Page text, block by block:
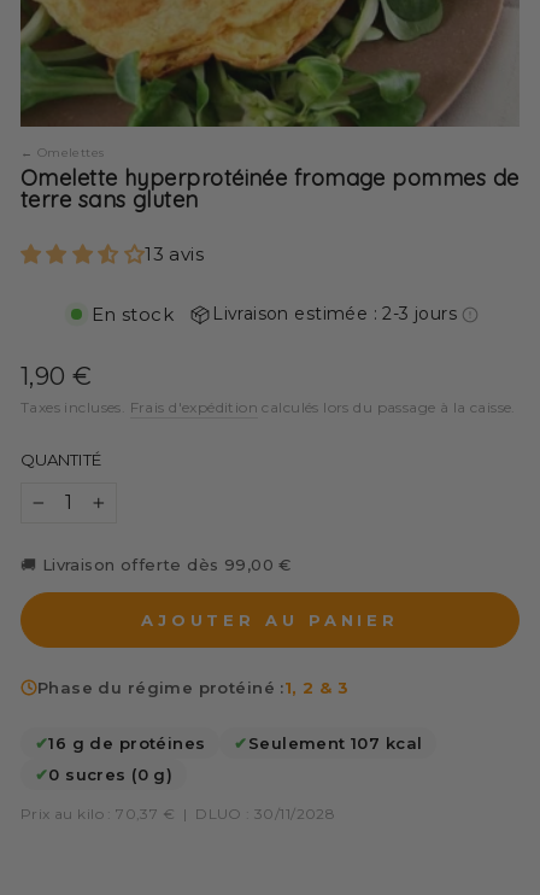
Omelettes
Omelette hyperprotéinée fromage pommes de
terre sans gluten
13 avis
En stock Livraison estimée : 2-3 jours
Prix
régulier
1,90 €
Taxes incluses. Frais d'expédition calculés lors du passage à la caisse.
QUANTITÉ
🚚 Livraison offerte dès 99,00 €
AJOUTER AU PANIER
Phase du régime protéiné :1, 2 & 3
✔16 g de protéines ✔Seulement 107 kcal
✔0 sucres (0 g)
Prix au kilo : 70,37 € | DLUO : 30/11/2028